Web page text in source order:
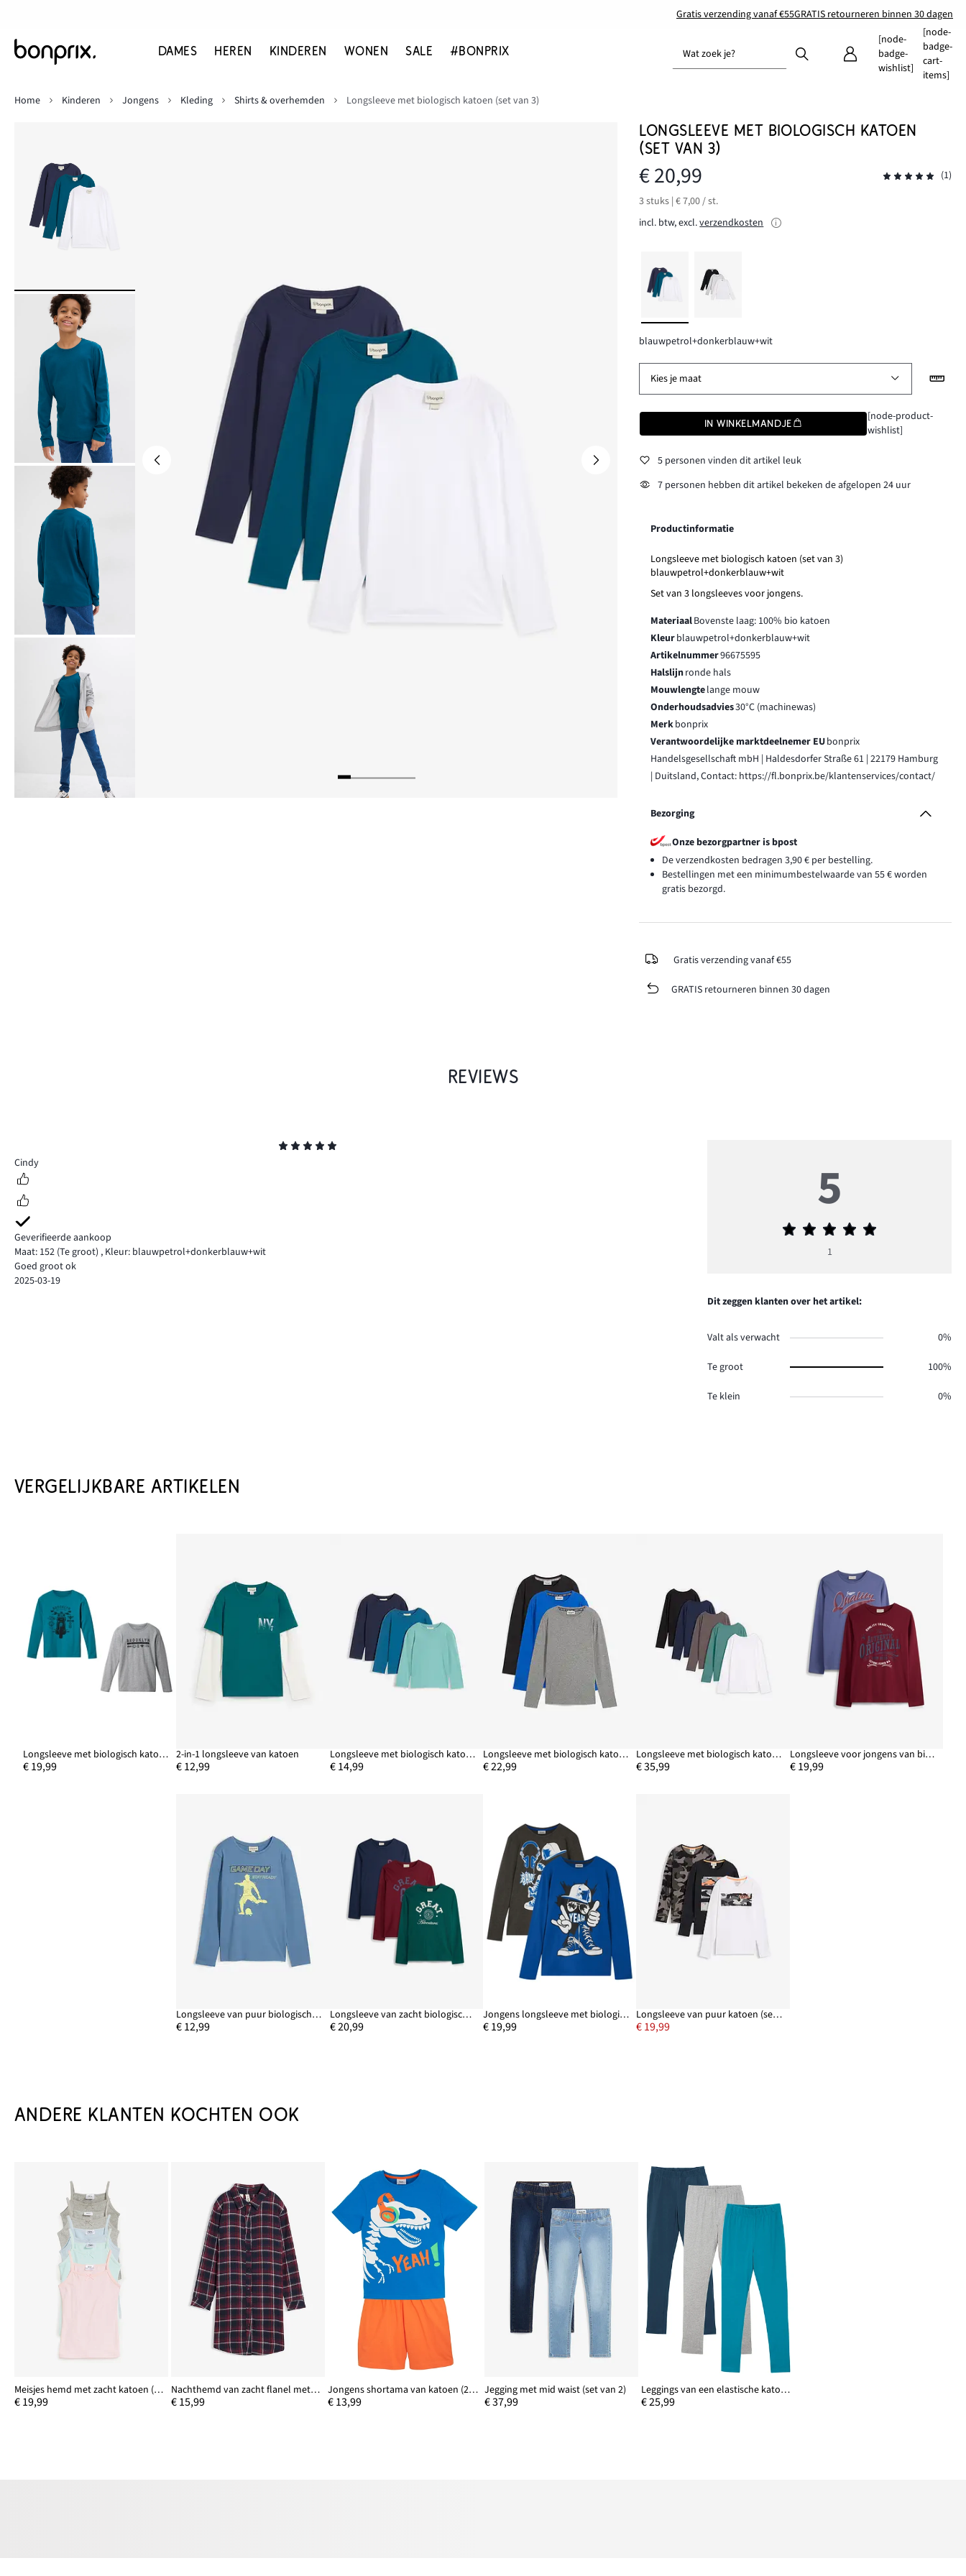
Gratis verzending vanaf €55GRATIS retourneren binnen 30 dagen
DAMES HEREN KINDEREN WONEN SALE #BONPRIX Wat zoek je?
[node-
badge-
wishlist]
[node-
badge-
cart-
items]
Home
Kinderen Jongens Kleding Shirts & overhemden Longsleeve met biologisch katoen (set van 3)
LONGSLEEVE MET BIOLOGISCH KATOEN
(SET VAN 3)
€ 20,99
(1)
3 stuks | € 7,00 / st.
incl. btw, excl.verzendkosten
blauwpetrol+donkerblauw+wit
Kies je maat
IN WINKELMANDJE
[node-product-
wishlist]
5 personen vinden dit artikel leuk
7 personen hebben dit artikel bekeken de afgelopen 24 uur
Productinformatie
Longsleeve met biologisch katoen (set van 3)
blauwpetrol+donkerblauw+wit
Set van 3 longsleeves voor jongens.
MateriaalBovenste laag: 100% bio katoen
Kleurblauwpetrol+donkerblauw+wit
Artikelnummer96675595
Halslijnronde hals
Mouwlengtelange mouw
Onderhoudsadvies30°C (machinewas)
Merkbonprix
Verantwoordelijke marktdeelnemer EUbonprix
Handelsgesellschaft mbH | Haldesdorfer Straße 61 | 22179 Hamburg
| Duitsland, Contact: https://fl.bonprix.be/klantenservices/contact/
Bezorging
Onze bezorgpartner is bpost
De verzendkosten bedragen 3,90 € per bestelling.
Bestellingen met een minimumbestelwaarde van 55 € worden
gratis bezorgd.
Gratis verzending vanaf €55
GRATIS retourneren binnen 30 dagen
REVIEWS
5
Cindy
Geverifieerde aankoop
Maat: 152 (Te groot) , Kleur: blauwpetrol+donkerblauw+wit
Goed groot ok
2025-03-19
5
Gemiddelde
5
1
Dit zeggen klanten over het artikel:
Valt als verwacht 0%
Te groot 100%
Te klein 0%
VERGELIJKBARE ARTIKELEN
Longsleeve met biologisch katoen (set van 2)
€ 19,99
2-in-1 longsleeve van katoen
€ 12,99
Longsleeve met biologisch katoen (set van 3)
€ 14,99
Longsleeve met biologisch katoen (set van 3)
€ 22,99
Longsleeve met biologisch katoen (set van 5)
€ 35,99
Longsleeve voor jongens van biologisch katoen (set van 2)
€ 19,99
Longsleeve van puur biologisch katoen
€ 12,99
Longsleeve van zacht biologisch katoen (set van 3)
€ 20,99
Jongens longsleeve met biologisch katoen (set van 2)
€ 19,99
Longsleeve van puur katoen (set van 3)
€ 19,99
ANDERE KLANTEN KOCHTEN OOK
Meisjes hemd met zacht katoen (set van 5)
€ 19,99
Nachthemd van zacht flanel met knoopsluiting
€ 15,99
Jongens shortama van katoen (2-dlg. set)
€ 13,99
Jegging met mid waist (set van 2)
€ 37,99
Leggings van een elastische katoenmix (set van 3)
€ 25,99